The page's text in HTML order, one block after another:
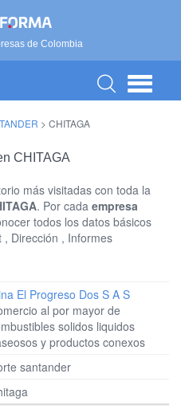
de Colombia
> CHITAGA
CHITAGA
más visitadas con toda la
. Por cada empresa
todos los datos básicos
Dirección , Informes
El Progreso Dos S A S
al por mayor de
solidos liquidos
y productos conexos
santander